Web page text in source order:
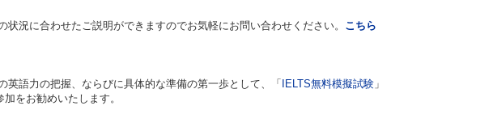
況に合わせたご説明ができますのでお気軽にお問い合わせください。 こちら
語力の把握、ならびに具体的な準備の第一歩として、「
IELTS無料模擬試験 」
加をお勧めいたします。